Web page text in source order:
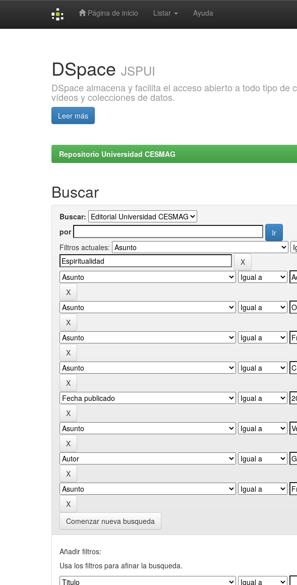
Página de inicio Listar Ayuda
DSpace JSPUI
DSpace almacena y facilita el acceso abierto a todo tipo de
vídeos y colecciones de datos.
Leer más
Repositorio Universidad CESMAG
Buscar
Buscar:
por
Filtros actuales:
Comenzar nueva busqueda
Añadir filtros:
Usa los filtros para afinar la busqueda.